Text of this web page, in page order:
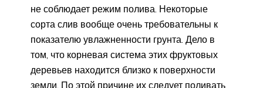
не соблюдает режим полива. Некоторые
сорта слив вообще очень требовательны к
показателю увлажненности грунта. Дело в
том, что корневая система этих фруктовых
деревьев находится близко к поверхности
земли. По этой причине их следует поливать